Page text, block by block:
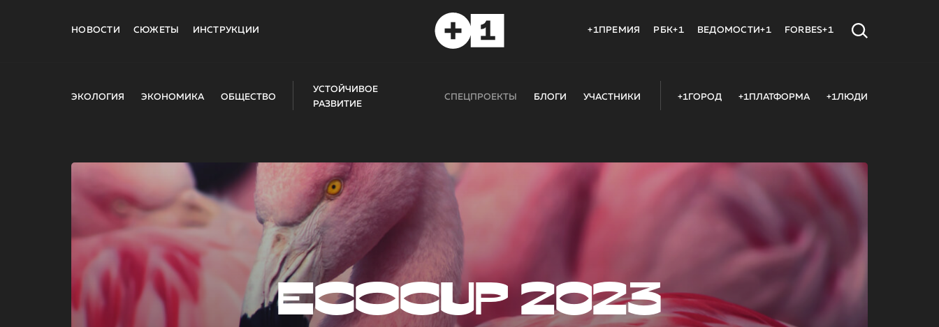
НОВОСТИ СЮЖЕТЫ ИНСТРУКЦИИ +1ПРЕМИЯ РБК+1 ВЕДОМОСТИ+1 FORBES+1
ЭКОЛОГИЯ ЭКОНОМИКА ОБЩЕСТВО
УСТОЙЧИВОЕ
РАЗВИТИЕ
СПЕЦПРОЕКТЫ БЛОГИ УЧАСТНИКИ +1ГОРОД +1ПЛАТФОРМА +1ЛЮДИ
ECOCUP 2023